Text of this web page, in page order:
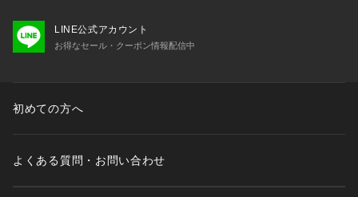
LINE公式アカウント
お得なセール・クーポン情報配信中
初めての方へ
よくある質問・お問い合わせ